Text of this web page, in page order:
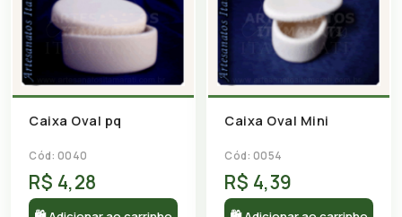
Caixa Oval pq
Cód: 0040
R$ 4,28
Caixa Oval Mini
Cód: 0054
R$ 4,39